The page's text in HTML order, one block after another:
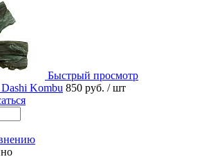
Быстрый просмотр
Kombu 850 руб. / шт